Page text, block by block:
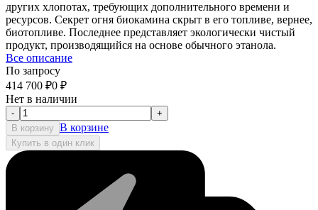
других хлопотах, требующих дополнительного времени и
ресурсов. Секрет огня биокамина скрыт в его топливе, вернее,
биотопливе. Последнее представляет экологически чистый
продукт, производящийся на основе обычного этанола.
Все описание
По запросу
414 700 ₽0 ₽
Нет в наличии
-
+
В корзину В корзине
Купить в один клик